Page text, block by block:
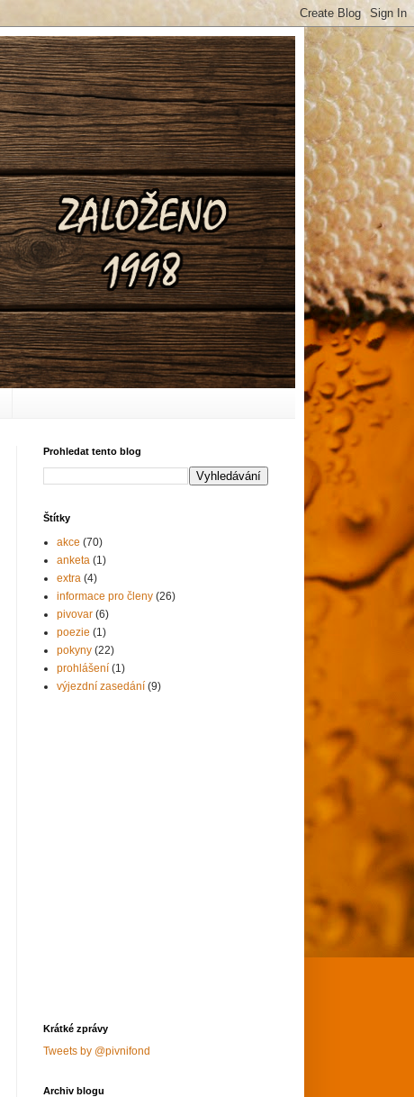
Prohledat tento blog
Štítky
akce (70)
anketa (1)
extra (4)
informace pro členy (26)
pivovar (6)
poezie (1)
pokyny (22)
prohlášení (1)
výjezdní zasedání (9)
Krátké zprávy
Tweets by @pivnifond
Archiv blogu